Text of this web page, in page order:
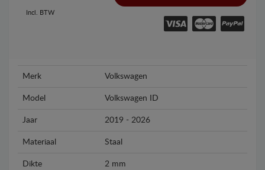
Incl. BTW
Merk Volkswagen
Model Volkswagen ID
Jaar 2019 - 2026
Materiaal Staal
Dikte 2 mm